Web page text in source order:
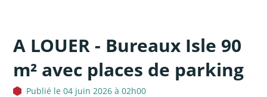
A LOUER - Bureaux Isle 90
m² avec places de parking
Publié le 04 juin 2026 à 02h00